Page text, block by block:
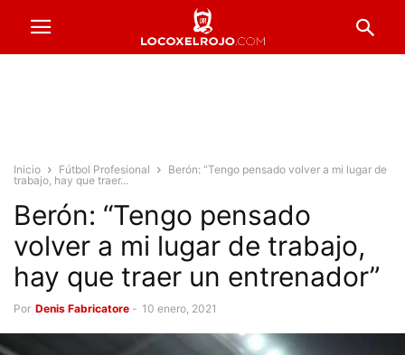
Inicio Fútbol Profesional
Berón: “Tengo pensado volver a mi lugar de
trabajo, hay que traer...
Berón: “Tengo pensado
volver a mi lugar de trabajo,
hay que traer un entrenador”
Por Denis Fabricatore - 10 enero, 2021